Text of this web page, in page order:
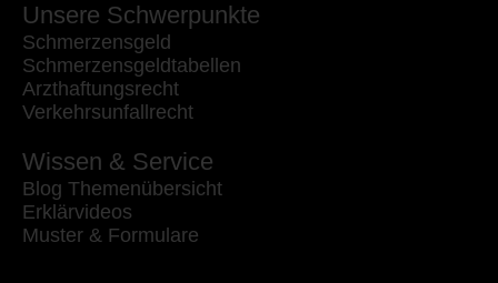
Unsere Schwerpunkte
Schmerzensgeld
Schmerzensgeldtabellen
Arzthaftungsrecht
Verkehrsunfallrecht
Wissen & Service
Blog Themenübersicht
Erklärvideos
Muster & Formulare